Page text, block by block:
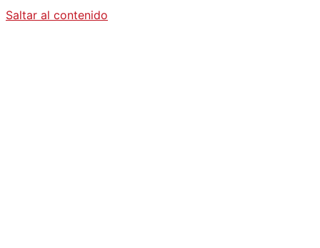
Saltar al contenido